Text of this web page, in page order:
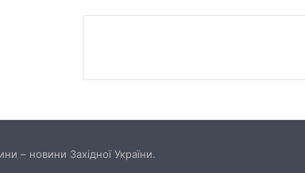
– новини Західної України.